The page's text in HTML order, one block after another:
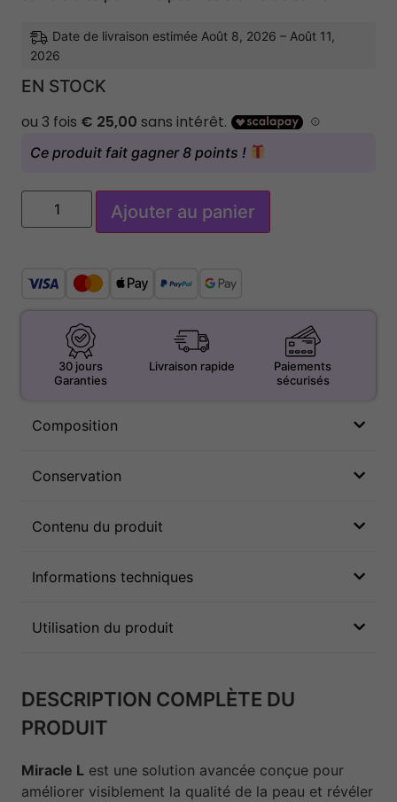
Date de livraison estimée Août 8, 2026 – Août 11,
2026
EN STOCK
Ce produit fait gagner 8 points !
Ajouter au panier
30 jours
Garanties
Livraison rapide
Paiements
sécurisés
Composition
Conservation
Contenu du produit
Informations techniques
Utilisation du produit
DESCRIPTION COMPLÈTE DU
PRODUIT
Miracle L est une solution avancée conçue pour
améliorer visiblement la qualité de la peau et révéler